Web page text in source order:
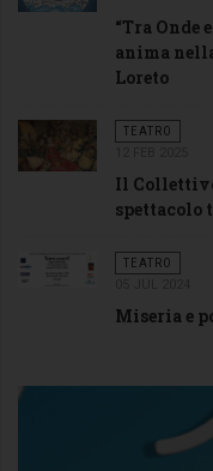
“Tra Onde
anima
Loreto
TEATRO
Il
spettacolo
TEATRO
Miseria e